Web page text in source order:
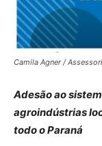
Camila Agner /
Adesão ao
agroindústrias
todo o Paraná